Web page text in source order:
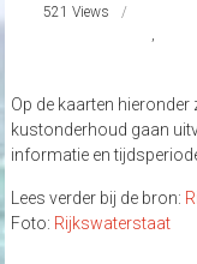
521 Views
,
Op de kaarten
kustonderhoud gaan
informatie en
Lees verder bij de bron:
Foto: Rijkswaterstaat